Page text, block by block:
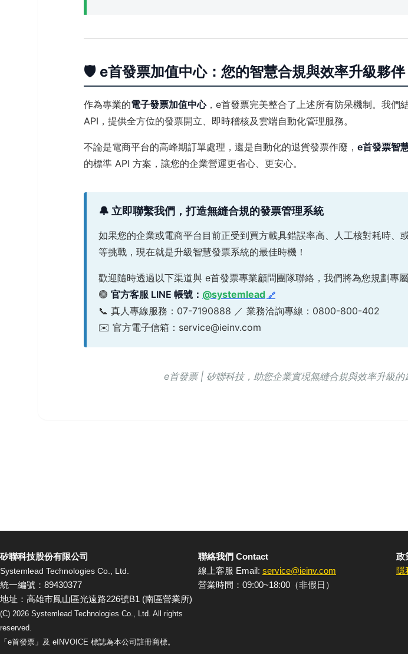
🛡️ e首發票加值中心：您的智慧合規與效率升級夥伴
作為專業的電子發票加值中心，e首發票完美整合了上述所有防呆機制。我們
API，提供全方位的發票開立、即時稽核及雲端自動化管理服務。
不論是電商平台的高峰期訂單處理，還是自動化的退貨發票作廢， e首發票智
的標準 API 方案，讓您的企業營運更省心、更安心。
🔔 立即聯繫我們，打造無縫合規的發票管理系統
如果您的企業或電商平台目前正受到買方載具錯誤率高、人工核對耗時、
等挑戰，現在就是升級智慧發票系統的最佳時機！
歡迎隨時透過以下渠道與 e首發票專業顧問團隊聯絡，我們將為您規劃專
🟢 官方客服 LINE 帳號： @systemlead
📞 真人專線服務：07-7190888 ／ 業務洽詢專線：0800-800-402
✉️ 官方電子信箱：service@ieinv.com
e首發票 | 矽聯科技，助您企業實現無縫合規與效率升級的
矽聯科技股份有限公司
Systemlead Technologies Co., Ltd.
統一編號：89430377
地址：高雄市鳳山區光遠路226號B1 (南區營業所)
(C) 2026 Systemlead Technologies Co., Ltd. All rights
reserved.
「e首發票」及 eINVOICE 標誌為本公司註冊商標。
聯絡我們 Contact
線上客服 Email: service@ieinv.com
營業時間：09:00~18:00（非假日）
政
隱